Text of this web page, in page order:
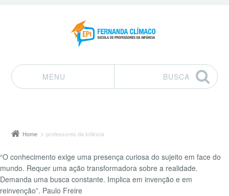
MENU
BUSCA
Home professores da infância
“O conhecimento exige uma presença curiosa do sujeito em face do
mundo. Requer uma ação transformadora sobre a realidade.
Demanda uma busca constante. Implica em invenção e em
reinvenção”. Paulo Freire